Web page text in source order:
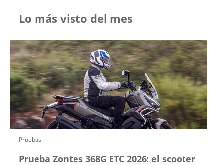
Lo más visto del mes
Pruebas
Prueba Zontes 368G ETC 2026: el scooter